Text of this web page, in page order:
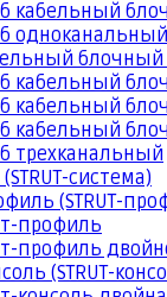
кабельный
одноканальный
кабельный
кабельный
кабельный
трехканальный
система)
(STRUT-
профиль
профиль
(STRUT-